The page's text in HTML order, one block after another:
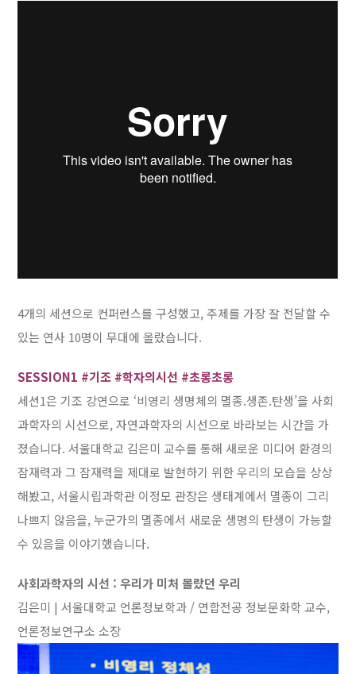
4개의 세션으로 컨퍼런스를 구성했고, 주제를 가장 잘 전달할 수
있는 연사 10명이 무대에 올랐습니다.
SESSION1 #기조 #학자의시선 #초롱초롱
세션1은 기조 강연으로 ‘비영리 생명체의 멸종.생존.탄생’을 사회
과학자의 시선으로, 자연과학자의 시선으로 바라보는 시간을 가
졌습니다. 서울대학교 김은미 교수를 통해 새로운 미디어 환경의
잠재력과 그 잠재력을 제대로 발현하기 위한 우리의 모습을 상상
해봤고, 서울시립과학관 이정모 관장은 생태계에서 멸종이 그리
나쁘지 않음을, 누군가의 멸종에서 새로운 생명의 탄생이 가능할
수 있음을 이야기했습니다.
사회과학자의 시선 : 우리가 미처 몰랐던 우리
김은미 | 서울대학교 언론정보학과 / 연합전공 정보문화학 교수,
언론정보연구소 소장